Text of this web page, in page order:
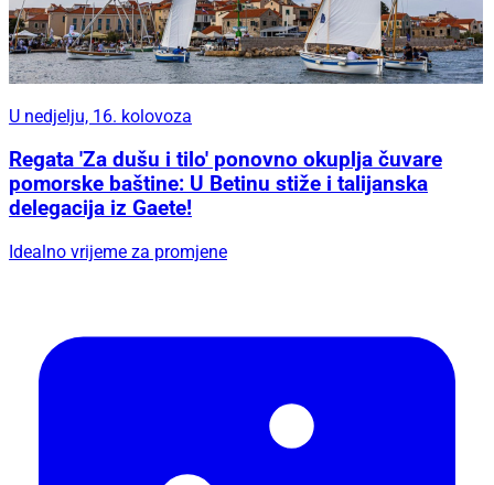
U nedjelju, 16. kolovoza
Regata 'Za dušu i tilo' ponovno okuplja čuvare
pomorske baštine: U Betinu stiže i talijanska
delegacija iz Gaete!
Idealno vrijeme za promjene